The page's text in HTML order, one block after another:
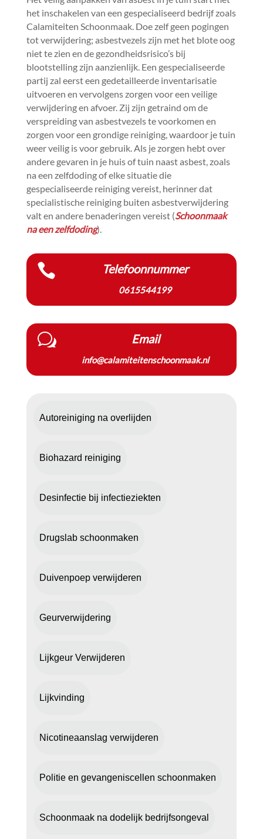
het inschakelen van een gespecialiseerd bedrijf zoals
Calamiteiten Schoonmaak.​ Doe zelf geen pogingen
tot verwijdering; asbestvezels zijn met het blote oog
niet te zien en de gezondheidsrisico’s bij
blootstelling zijn aanzienlijk.​ Een gespecialiseerde
partij zal eerst een gedetailleerde inventarisatie
uitvoeren en vervolgens zorgen voor een veilige
verwijdering en afvoer.​ Zij zijn getraind om de
verspreiding van asbestvezels te voorkomen en
zorgen voor een grondige reiniging, waardoor je tuin
weer veilig is voor gebruik.​ Als je zorgen hebt over
andere gevaren in je huis of tuin naast asbest, zoals
na een zelfdoding of elke situatie die
gespecialiseerde reiniging vereist, herinner dat
specialistische reiniging buiten asbestverwijdering
valt en andere benaderingen vereist (Schoonmaak
na een zelfdoding).​
 Telefoonnummer
0615544199
w Email
info@calamiteitenschoonmaak.nl
Autoreiniging na overlijden
Biohazard reiniging
Desinfectie bij infectieziekten
Drugslab schoonmaken
Duivenpoep verwijderen
Geurverwijdering
Lijkgeur Verwijderen
Lijkvinding
Nicotineaanslag verwijderen
Politie en gevangeniscellen schoonmaken
Schoonmaak na dodelijk bedrijfsongeval